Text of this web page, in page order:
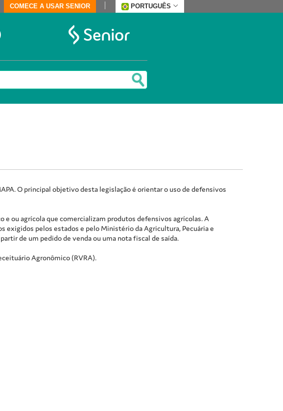
COMECE A USAR SENIOR PORTUGUÊS
O principal objetivo desta legislação é orientar o uso de defensivos
e ou agrícola que comercializam produtos defensivos agrícolas. A
exigidos pelos estados e pelo Ministério da Agricultura, Pecuária e
de um pedido de venda ou uma nota fiscal de saída.
Agronômico (RVRA).